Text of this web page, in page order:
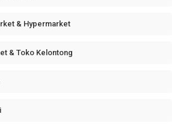
& Hypermarket
& Toko Kelontong